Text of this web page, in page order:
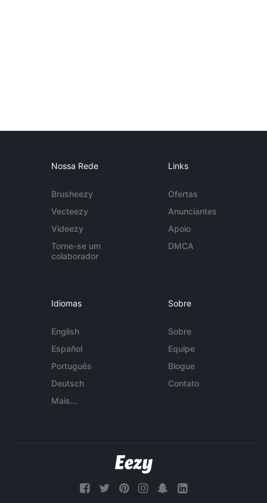
Nossa Rede
Brusheezy
Vecteezy
Videezy
Torne-se um
colaborador
Links
Ofertas
Anunciantes
Apoio
DMCA
Idiomas
English
Español
Português
Deutsch
Mais...
Sobre
Sobre
Equipe
Blogue
Contato